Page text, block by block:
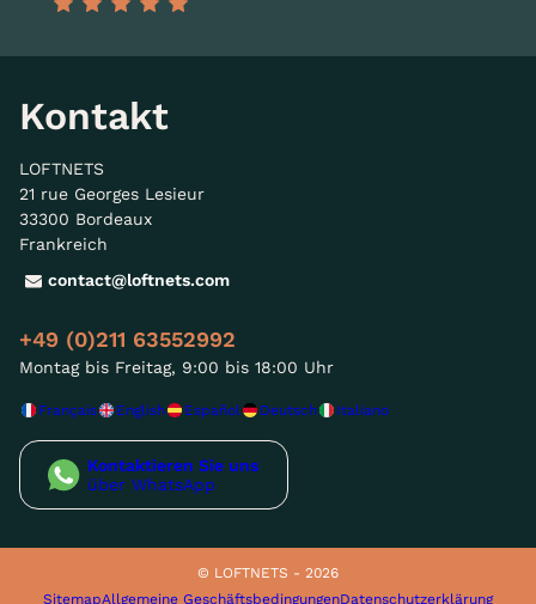
Kontakt
LOFTNETS
21 rue Georges Lesieur
33300 Bordeaux
Frankreich
contact@loftnets.com
+49 (0)211 63552992
Montag bis Freitag, 9:00 bis 18:00 Uhr
Français English Español Deutsch Italiano
Kontaktieren Sie uns
über WhatsApp
© LOFTNETS - 2026
SitemapAllgemeine GeschäftsbedingungenDatenschutzerklärung